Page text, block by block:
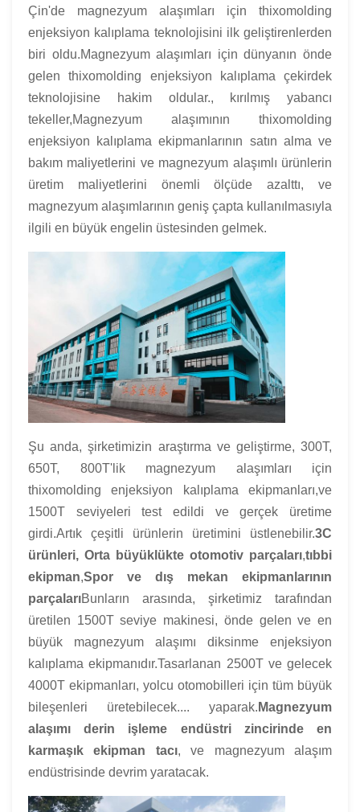
Çin'de magnezyum alaşımları için thixomolding
enjeksiyon kalıplama teknolojisini ilk geliştirenlerden
biri oldu.Magnezyum alaşımları için dünyanın önde
gelen thixomolding enjeksiyon kalıplama çekirdek
teknolojisine hakim oldular., kırılmış yabancı
tekeller,Magnezyum alaşımının thixomolding
enjeksiyon kalıplama ekipmanlarının satın alma ve
bakım maliyetlerini ve magnezyum alaşımlı ürünlerin
üretim maliyetlerini önemli ölçüde azalttı, ve
magnezyum alaşımlarının geniş çapta kullanılmasıyla
ilgili en büyük engelin üstesinden gelmek.
Şu anda, şirketimizin araştırma ve geliştirme, 300T,
650T, 800T'lik magnezyum alaşımları için
thixomolding enjeksiyon kalıplama ekipmanları,ve
1500T seviyeleri test edildi ve gerçek üretime
girdi.Artık çeşitli ürünlerin üretimini üstlenebilir.3C
ürünleri, Orta büyüklükte otomotiv parçaları,tıbbi
ekipman,Spor ve dış mekan ekipmanlarının
parçalarıBunların arasında, şirketimiz tarafından
üretilen 1500T seviye makinesi, önde gelen ve en
büyük magnezyum alaşımı diksinme enjeksiyon
kalıplama ekipmanıdır.Tasarlanan 2500T ve gelecek
4000T ekipmanları, yolcu otomobilleri için tüm büyük
bileşenleri üretebilecek.... yaparak. Magnezyum
alaşımı derin işleme endüstri zincirinde en
karmaşık ekipman tacı, ve magnezyum alaşım
endüstrisinde devrim yaratacak.